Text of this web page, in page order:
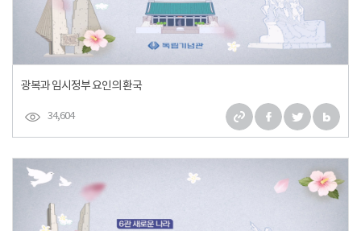
광복과 임시정부 요인의 환국
34,604